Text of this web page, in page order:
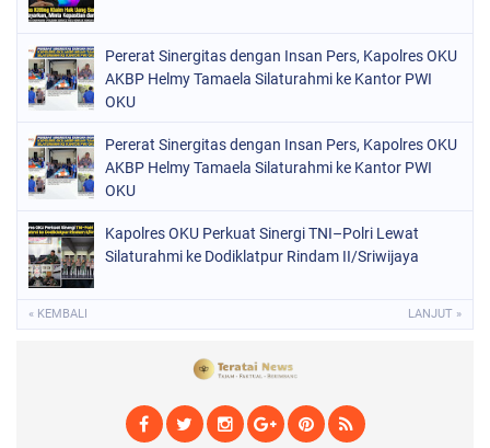
Pererat Sinergitas dengan Insan Pers, Kapolres OKU
AKBP Helmy Tamaela Silaturahmi ke Kantor PWI
OKU
Pererat Sinergitas dengan Insan Pers, Kapolres OKU
AKBP Helmy Tamaela Silaturahmi ke Kantor PWI
OKU
Kapolres OKU Perkuat Sinergi TNI–Polri Lewat
Silaturahmi ke Dodiklatpur Rindam II/Sriwijaya
« KEMBALI LANJUT »